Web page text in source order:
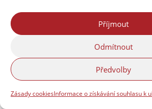
Příjmout
Odmítnout
Předvolby
Zásady cookiesInformace o získávání souhlasu k